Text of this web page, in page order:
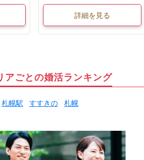
詳細を見る
アごとの婚活ランキング
札幌駅 すすきの 札幌